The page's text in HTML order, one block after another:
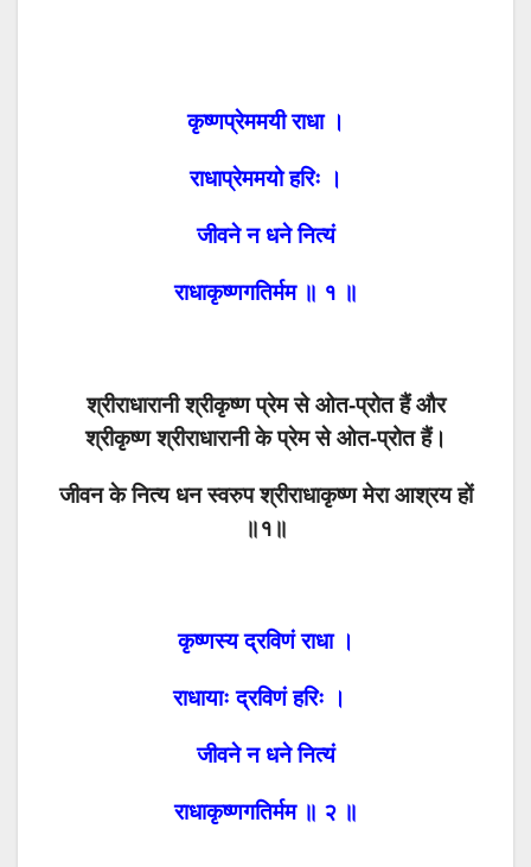
कृष्णप्रेममयी राधा ।
राधाप्रेममयो हरिः ।
जीवने न धने नित्यं
राधाकृष्णगतिर्मम ॥ १ ॥
श्रीराधारानी श्रीकृष्ण प्रेम से ओत-प्रोत हैं और
श्रीकृष्ण श्रीराधारानी के प्रेम से ओत-प्रोत हैं।
जीवन के नित्य धन स्वरुप श्रीराधाकृष्ण मेरा आश्रय हों
॥१॥
कृष्णस्य द्रविणं राधा ।
राधायाः द्रविणं हरिः ।
जीवने न धने नित्यं
राधाकृष्णगतिर्मम ॥ २ ॥